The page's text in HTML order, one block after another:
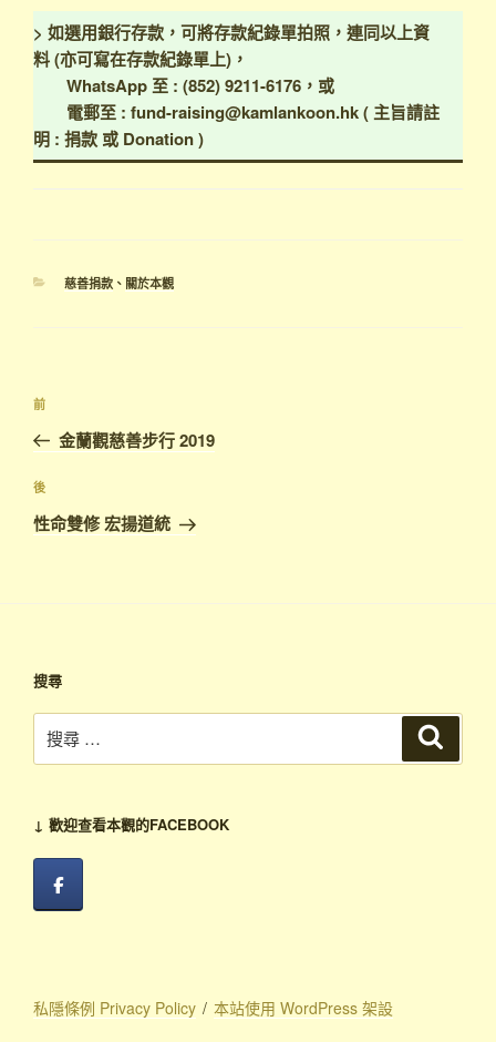
> 如選用銀行存款，可將存款紀錄單拍照，連同以上資
料 (亦可寫在存款紀錄單上)，
WhatsApp 至 : (852) 9211-6176，或
電郵至 : fund-raising@kamlankoon.hk ( 主旨請註
明 : 捐款 或 Donation )
分
慈善捐款、 關於本觀
文
導
覽
上
一
篇
文
章
前
金蘭觀慈善步行 2019
下
篇
文
後
性命雙修 宏揚道統
搜尋
尋：
↓ 歡迎查看本觀的FACEBOOK
私隱條例 Privacy Policy 本站使用 WordPress 架設